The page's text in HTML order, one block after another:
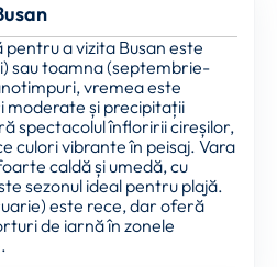
a vizita Busan este
sau toamna (septembrie-
vremea este
moderate și precipitații
spectacolul înfloririi cireșilor,
culori vibrante în peisaj. Vara
caldă și umedă, cu
sezonul ideal pentru plajă.
este rece, dar oferă
de iarnă în zonele